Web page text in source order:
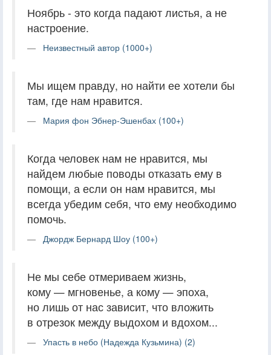
Ноябрь - это когда падают листья, а не
настроение.
Неизвестный автор (1000+)
Мы ищем правду, но найти ее хотели бы
там, где нам нравится.
Мария фон Эбнер-Эшенбах (100+)
Когда человек нам не нравится, мы
найдем любые поводы отказать ему в
помощи, а если он нам нравится, мы
всегда убедим себя, что ему необходимо
помочь.
Джордж Бернард Шоу (100+)
Не мы себе отмериваем жизнь,
кому — мгновенье, а кому — эпоха,
но лишь от нас зависит, что вложить
в отрезок между выдохом и вдохом...
Упасть в небо (Надежда Кузьмина) (2)